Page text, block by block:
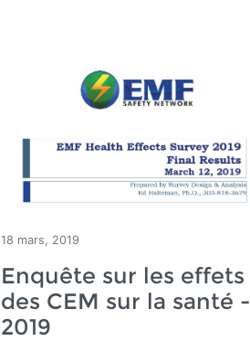
18 mars, 2019
Enquête sur les effets
des CEM sur la santé -
2019